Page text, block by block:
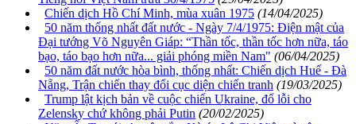
Chiến dịch Hồ Chí Minh, mùa xuân 1975 (14/04/2025)
50 năm thống nhất đất nước - Ngày 7/4/1975: Điện mật của
Đại tướng Võ Nguyên Giáp: “Thần tốc, thần tốc hơn nữa, táo
bạo, táo bạo hơn nữa... giải phóng miền Nam" (06/04/2025)
50 năm đất nước hòa bình, thống nhất: Chiến dịch Huế - Đà
Nẵng, Trận chiến thay đổi cục diện chiến tranh (19/03/2025)
Trump lật kịch bản về cuộc chiến Ukraine, đổ lỗi cho
Zelensky chứ không phải Putin (20/02/2025)